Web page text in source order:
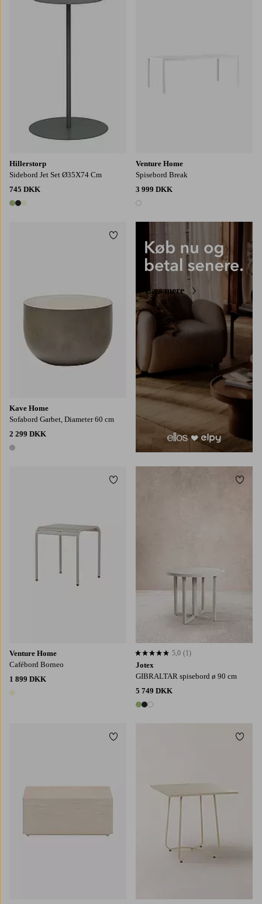
Hillerstorp
Sidebord Jet Set Ø35X74 Cm
745 DKK
3 farver
Venture Home
Spisebord Break
3 999 DKK
1 farve
Kave Home
Sofabord Garbet, Diameter 60 cm
2 299 DKK
1 farve
Tilføj til favoritter
Læs mere
Venture Home
Cafébord Borneo
1 899 DKK
1 farve
Tilføj til favoritter
Jotex
GIBRALTAR spisebord ø 90 cm
5 749 DKK
3 farver
5,0 baseret på 1 bedømmelser
5,0 (1)
Tilføj til favoritter